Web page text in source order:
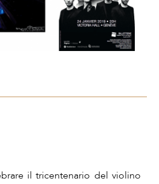
il tricentenario del violino